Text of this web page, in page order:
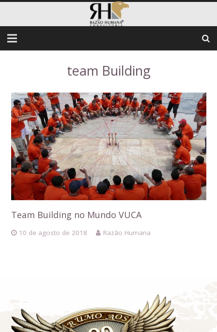
team Building
Team Building no Mundo VUCA
10 de agosto de 2018 Razão Humana